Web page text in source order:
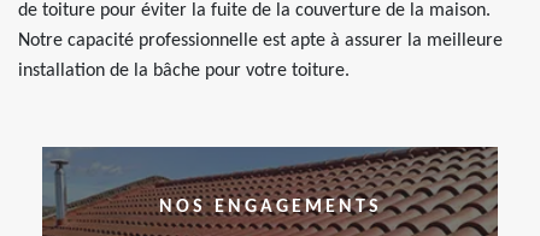
de toiture pour éviter la fuite de la couverture de la maison.
Notre capacité professionnelle est apte à assurer la meilleure
installation de la bâche pour votre toiture.
NOS ENGAGEMENTS